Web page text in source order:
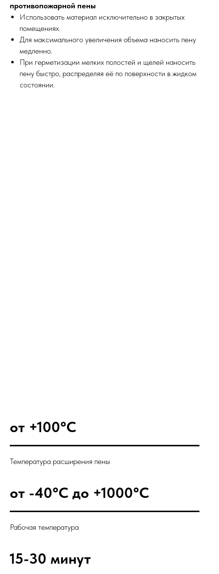
противопожарной пены
Использовать материал исключительно в закрытых
помещениях.
Для максимального увеличения объема наносить пену
медленно.
При герметизации мелких полостей и щелей наносить
пену быстро, распределяя её по поверхности в жидком
состоянии.
от +100°C
Температура расширения пены
от -40°C до +1000°C
Рабочая температура
15-30 минут